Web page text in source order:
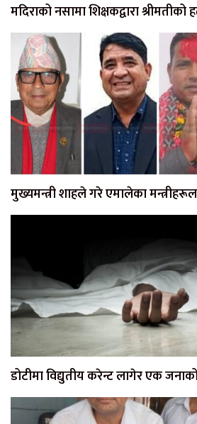
मदिराको नसामा शिक्षकद्वारा श्रीमतीको
मुख्यमन्त्री शाहले गरे एमालेका
डोटीमा विद्युतीय करेन्ट लागेर एक